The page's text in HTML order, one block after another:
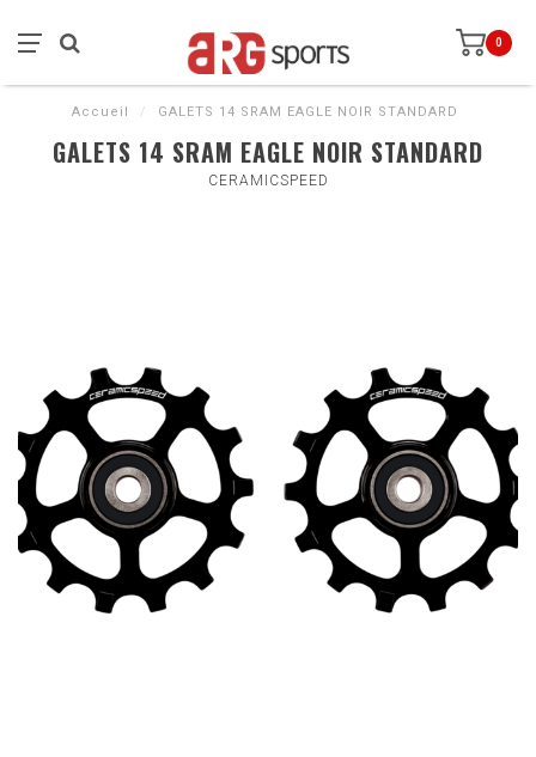
0
Accueil / GALETS 14 SRAM EAGLE NOIR STANDARD
GALETS 14 SRAM EAGLE NOIR STANDARD
CERAMICSPEED